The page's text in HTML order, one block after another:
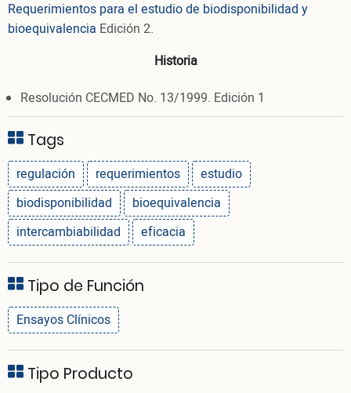
Requerimientos para el estudio de biodisponibilidad y
bioequivalencia Edición 2.
Historia
Resolución CECMED No. 13/1999. Edición 1
Tags
regulación requerimientos
estudio
biodisponibilidad
bioequivalencia
intercambiabilidad
eficacia
Tipo de Función
Ensayos Clínicos
Tipo Producto